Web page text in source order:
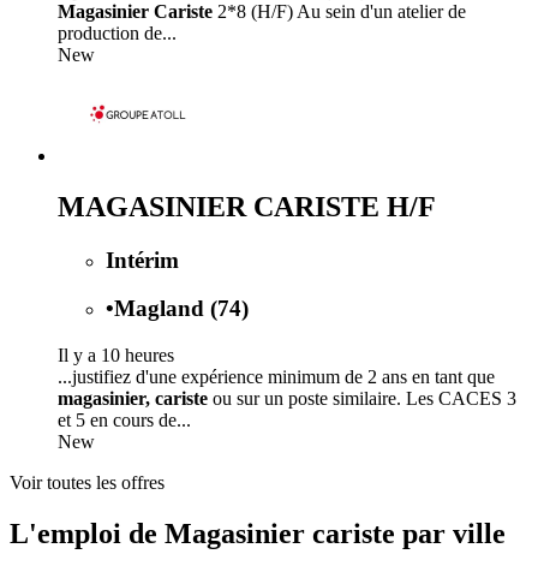
Magasinier Cariste 2*8 (H/F) Au sein d'un atelier de
production de...
New
MAGASINIER CARISTE H/F
Intérim
•Magland (74)
Il y a 10 heures
...justifiez d'une expérience minimum de 2 ans en tant que
magasinier, cariste ou sur un poste similaire. Les CACES 3
et 5 en cours de...
New
Voir toutes les offres
L'emploi de Magasinier cariste par ville